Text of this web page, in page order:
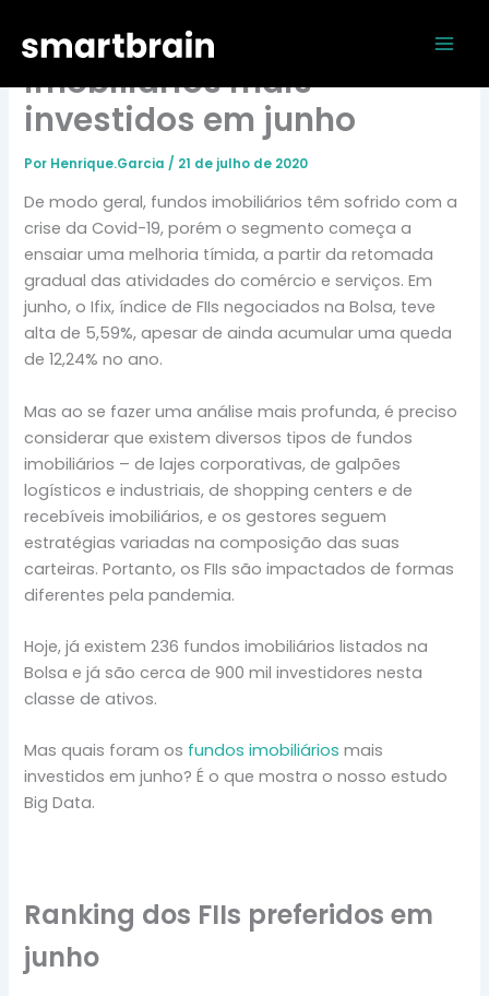
para
conteúdo
Ranking dos fundos
imobiliários mais
investidos em junho
Por Henrique.Garcia / 21 de julho de 2020
De modo geral, fundos imobiliários têm sofrido com a
crise da Covid-19, porém o segmento começa a
ensaiar uma melhoria tímida, a partir da retomada
gradual das atividades do comércio e serviços. Em
junho, o Ifix, índice de FIIs negociados na Bolsa, teve
alta de 5,59%, apesar de ainda acumular uma queda
de 12,24% no ano.
Mas ao se fazer uma análise mais profunda, é preciso
considerar que existem diversos tipos de fundos
imobiliários – de lajes corporativas, de galpões
logísticos e industriais, de shopping centers e de
recebíveis imobiliários, e os gestores seguem
estratégias variadas na composição das suas
carteiras. Portanto, os FIIs são impactados de formas
diferentes pela pandemia.
Hoje, já existem 236 fundos imobiliários listados na
Bolsa e já são cerca de 900 mil investidores nesta
classe de ativos.
Mas quais foram os fundos imobiliários mais
investidos em junho? É o que mostra o nosso estudo
Big Data.
Ranking dos FIIs preferidos em
junho